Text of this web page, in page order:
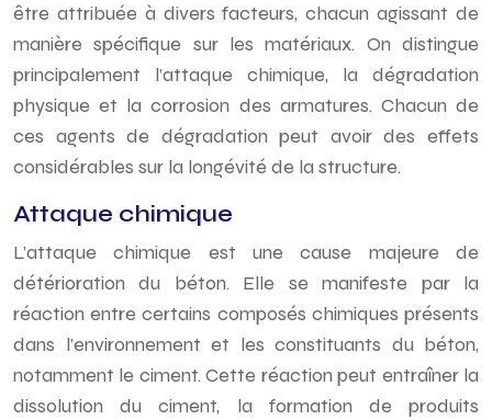
être attribuée à divers facteurs, chacun agissant de
manière spécifique sur les matériaux. On distingue
principalement l’attaque chimique, la dégradation
physique et la corrosion des armatures. Chacun de
ces agents de dégradation peut avoir des effets
considérables sur la longévité de la structure.
Attaque chimique
L’attaque chimique est une cause majeure de
détérioration du béton. Elle se manifeste par la
réaction entre certains composés chimiques présents
dans l’environnement et les constituants du béton,
notamment le ciment. Cette réaction peut entraîner la
dissolution du ciment, la formation de produits